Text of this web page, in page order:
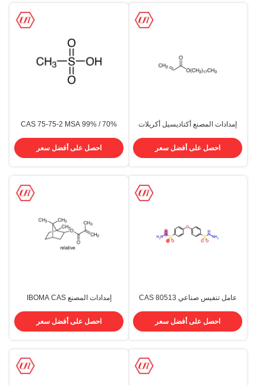
إمدادات المصنع أكتاديسيل أكريلات
احصل على أفضل سعر
70% / 99% CAS 75-75-2 MSA
احصل على أفضل سعر
عامل تنفيس صناعي CAS 80513
Hydrazide) مسحوق CAS 80-51-3احصل على أفضل سعر
إمدادات المصنع IBOMA CAS
سائل Cas 7534-94-3 في المخزوناحصل على أفضل سعر